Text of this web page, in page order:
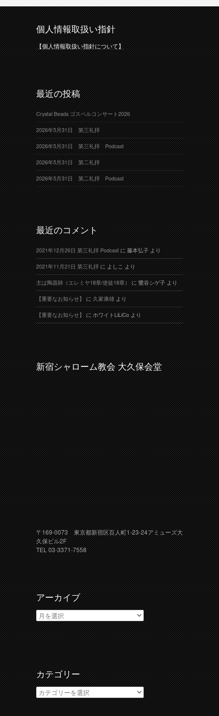
個人情報取扱い指針
【個人情報取扱い指針について】
最近の投稿
Crystal Beads ゴスペルコンサート2026
2026年5月31日 第三礼拝
2026年5月31日 第三礼拝 Podcast
2026年5月31日 第二礼拝
2026年5月31日 第二礼拝 Podcast
最近のコメント
2021年12月26日 第三礼拝 Podcastに藤本弘子より
2021年11月21日 第三礼拝によしこより
主は陶器師（エレミヤ18章/使徒18章）に鷺谷シゲ子より
【重要なお知らせ】に久家康雄より
【重要なお知らせ】にホワイトLiLiCoより
新宿シャローム教会 大久保会堂
〒169-0073 東京都新宿区百人町1-23-24アミューズ大
久保ビル2F
TEL 03-3371-7558
アーカイブ
ア
ー
カ
イ
ブ
カテゴリー
カ
テ
ゴ